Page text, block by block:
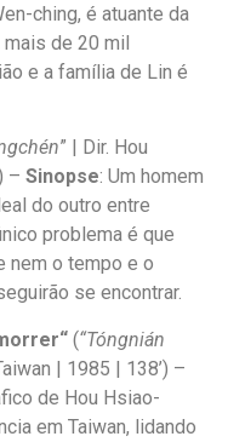
ching, é atuante da
de 20 mil
e a família de Lin é
” | Dir. Hou
– Sinopse: Um homem
do outro entre
problema é que
nem o tempo e o
se encontrar.
(“Tóngnián
| 1985 | 138’) –
de Hou Hsiao-
em Taiwan, lidando